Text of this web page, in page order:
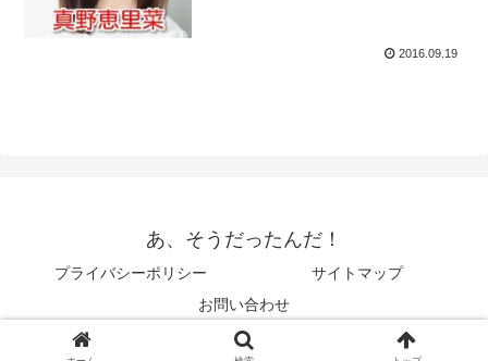
2016.09.19
あ、そうだったんだ！
プライバシーポリシー
サイトマップ
お問い合わせ
© 2014 あ、そうだったんだ！.